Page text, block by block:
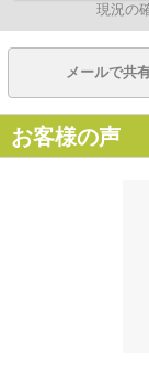
現況の
メールで共
お客様の声